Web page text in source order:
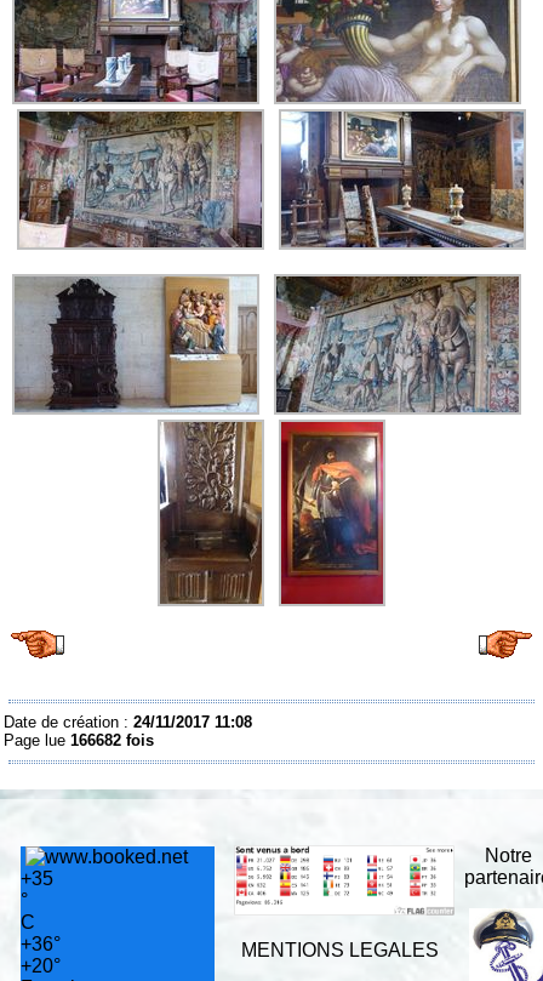
Date de création :24/11/2017 11:08
Page lue166682 fois
+35
°
C
+36°
+20°
MENTIONS LEGALES
Notre